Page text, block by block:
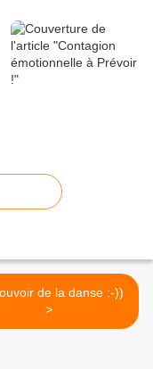
de la danse :-))
>